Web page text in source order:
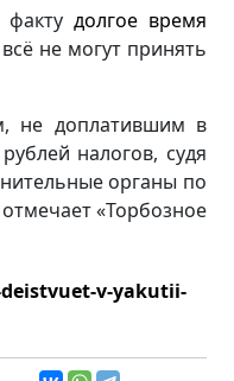
долгое время
не могут принять
не доплатившим в
налогов, судя
органы по
«Торбозное
v-yakutii-